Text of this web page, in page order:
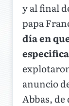
y al final
papa
día en
anuncio
Abbas, de